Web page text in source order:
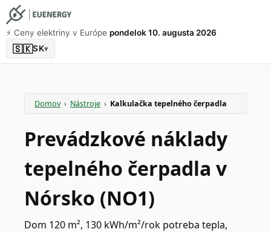
⚡️ Ceny elektriny v Európe pondelok 10. augusta 2026
🇸🇰SK▾
Domov › Nástroje › Kalkulačka tepelného čerpadla
Prevádzkové náklady
tepelného čerpadla v
Nórsko (NO1)
Dom 120 m², 130 kWh/m²/rok potreba tepla,